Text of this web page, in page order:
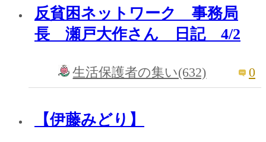
反貧困ネットワーク 事務局
長 瀬戸大作さん 日記 4/2
生活保護者の集い(632) 0
【伊藤みどり】